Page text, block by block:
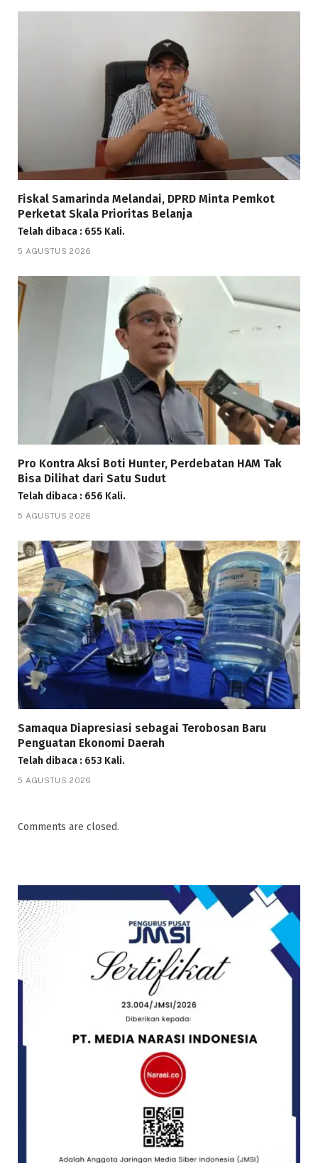
Fiskal Samarinda Melandai, DPRD Minta Pemkot
Perketat Skala Prioritas Belanja
Telah dibaca : 655 Kali.
5 AGUSTUS 2026
Pro Kontra Aksi Boti Hunter, Perdebatan HAM Tak
Bisa Dilihat dari Satu Sudut
Telah dibaca : 656 Kali.
5 AGUSTUS 2026
Samaqua Diapresiasi sebagai Terobosan Baru
Penguatan Ekonomi Daerah
Telah dibaca : 653 Kali.
5 AGUSTUS 2026
Comments are closed.